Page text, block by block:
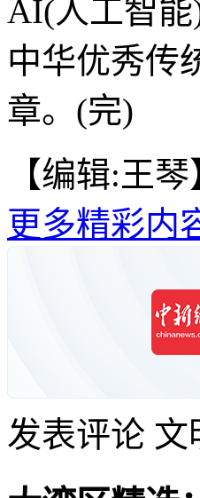
AI(人工智
中华优秀传
章。(完)
【编辑:王琴
更多精彩内
发表评论 文